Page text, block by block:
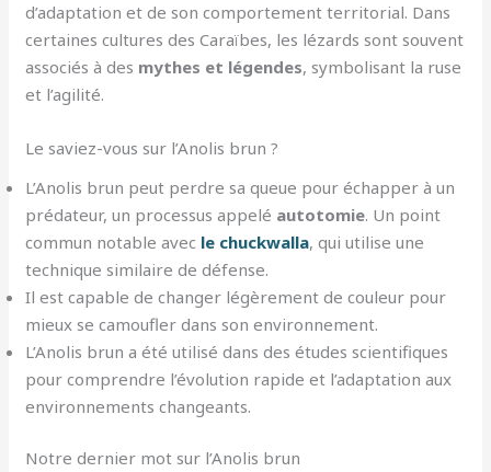
d’adaptation et de son comportement territorial. Dans
certaines cultures des Caraïbes, les lézards sont souvent
associés à des mythes et légendes, symbolisant la ruse
et l’agilité.
Le saviez-vous sur l’Anolis brun ?
L’Anolis brun peut perdre sa queue pour échapper à un
prédateur, un processus appelé autotomie. Un point
commun notable avec le chuckwalla, qui utilise une
technique similaire de défense.
Il est capable de changer légèrement de couleur pour
mieux se camoufler dans son environnement.
L’Anolis brun a été utilisé dans des études scientifiques
pour comprendre l’évolution rapide et l’adaptation aux
environnements changeants.
Notre dernier mot sur l’Anolis brun